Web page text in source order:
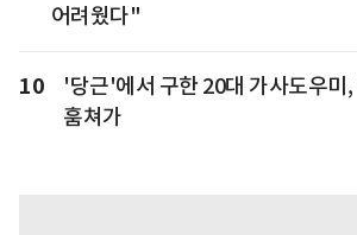
어려웠다"
10
'당근'에서 구한 20대 가사도우미,
훔쳐가